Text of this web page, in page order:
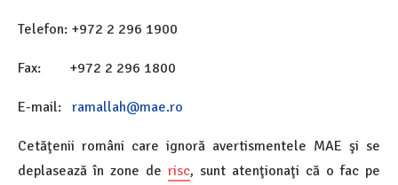
Telefon: +972 2 296 1900
Fax: +972 2 296 1800
E-mail: ramallah@mae.ro
Cetăţenii români care ignoră avertismentele MAE şi se
deplasează în zone de risc, sunt atenţionaţi că o fac pe